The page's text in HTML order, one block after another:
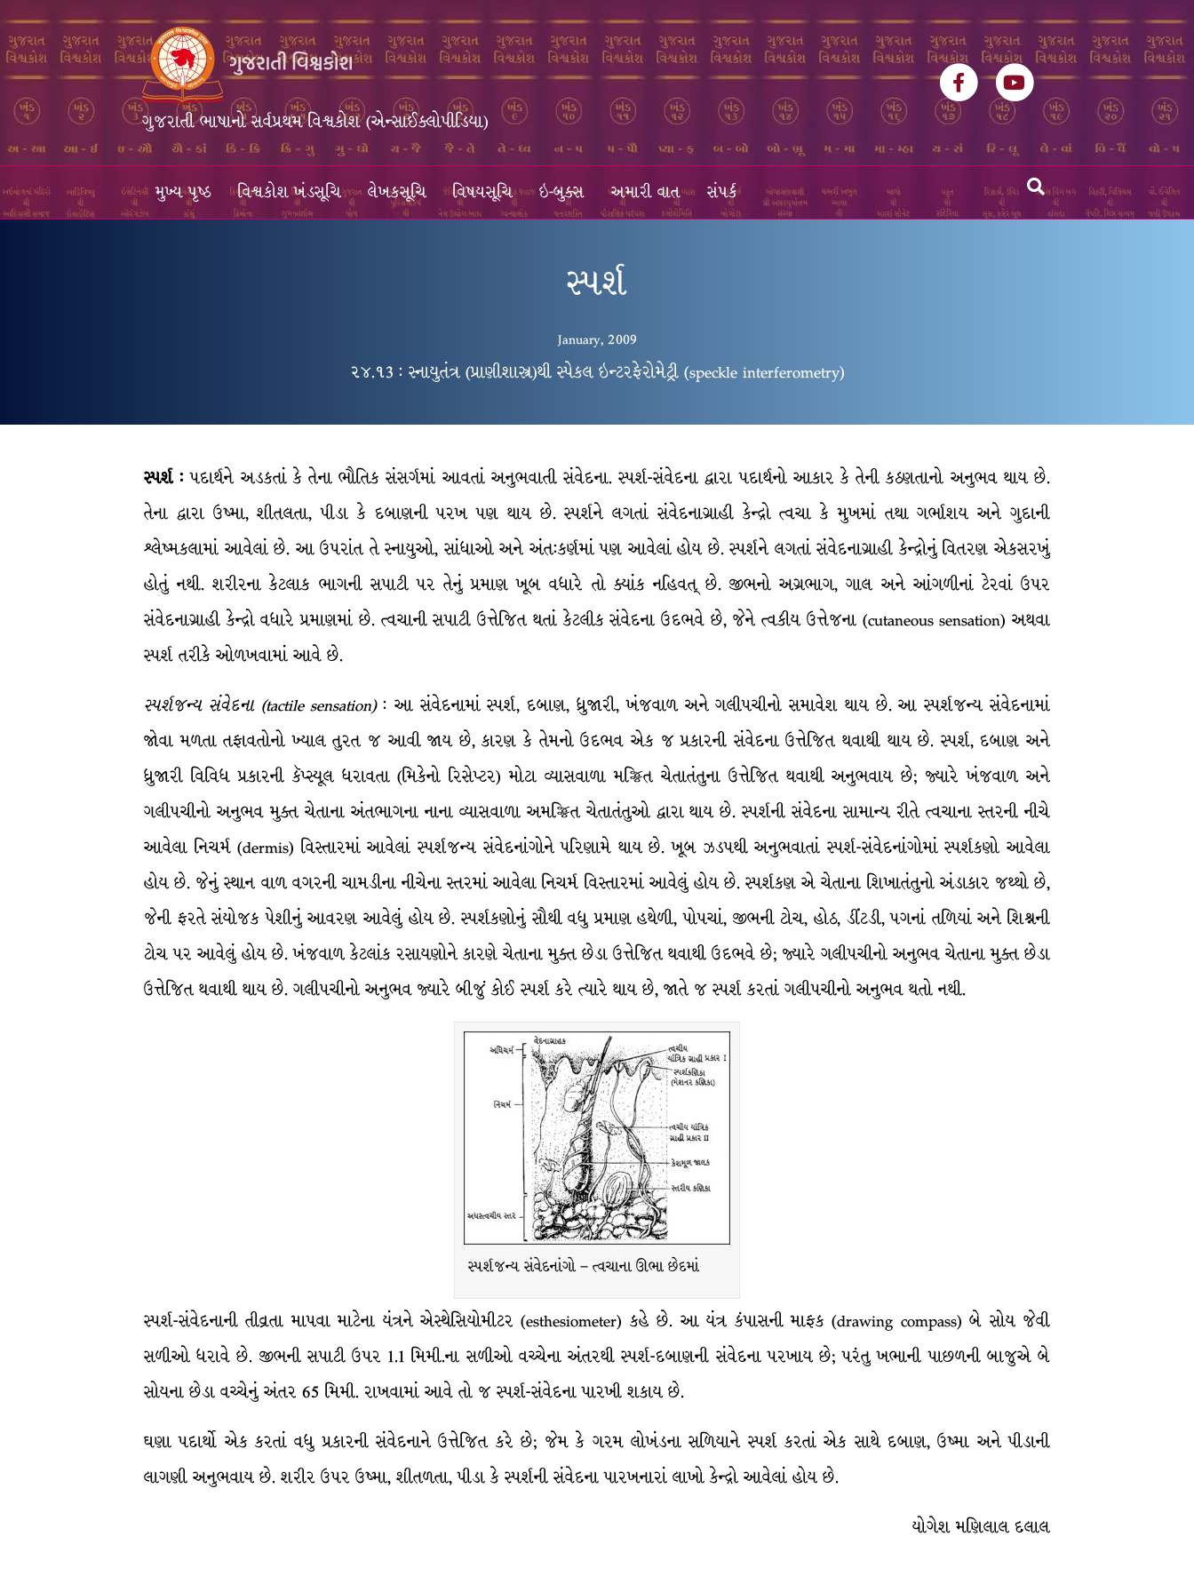
ગુજરાતી ભાષાનો સર્વપ્રથમ વિશ્વકોશ (એન્સાઈક્લોપીડિયા)
FacebookYoutube
મુખ્ય પૃષ્ઠ વિશ્વકોશ ખંડસૂચિ લેખકસૂચિ વિષયસૂચિ ઇ-બુક્સ અમારી વાત સંપર્ક
સ્પર્શ
January, 2009
૨૪.૧3 : સ્નાયુતંત્ર (પ્રાણીશાસ્ત્ર)થી સ્પેકલ ઇન્ટરફેરોમેટ્રી (speckle interferometry)
સ્પર્શ : પદાર્થને અડકતાં કે તેના ભૌતિક સંસર્ગમાં આવતાં અનુભવાતી સંવેદના. સ્પર્શ-સંવેદના દ્વારા પદાર્થનો આકાર કે તેની કઠણતાનો અનુભવ થાય છે.
તેના દ્વારા ઉષ્મા, શીતલતા, પીડા કે દબાણની પરખ પણ થાય છે. સ્પર્શને લગતાં સંવેદનાગ્રાહી કેન્દ્રો ત્વચા કે મુખમાં તથા ગર્ભાશય અને ગુદાની
શ્લેષ્મકલામાં આવેલાં છે. આ ઉપરાંત તે સ્નાયુઓ, સાંધાઓ અને અંત:કર્ણમાં પણ આવેલાં હોય છે. સ્પર્શને લગતાં સંવેદનાગ્રાહી કેન્દ્રોનું વિતરણ એકસરખું
હોતું નથી. શરીરના કેટલાક ભાગની સપાટી પર તેનું પ્રમાણ ખૂબ વધારે તો ક્યાંક નહિવત્ છે. જીભનો અગ્રભાગ, ગાલ અને આંગળીનાં ટેરવાં ઉપર
સંવેદનાગ્રાહી કેન્દ્રો વધારે પ્રમાણમાં છે. ત્વચાની સપાટી ઉત્તેજિત થતાં કેટલીક સંવેદના ઉદભવે છે, જેને ત્વકીય ઉત્તેજના (cutaneous sensation) અથવા
સ્પર્શ તરીકે ઓળખવામાં આવે છે.
સ્પર્શજન્ય સંવેદના(tactile sensation): આ સંવેદનામાં સ્પર્શ, દબાણ, ધ્રુજારી, ખંજવાળ અને ગલીપચીનો સમાવેશ થાય છે. આ સ્પર્શજન્ય સંવેદનામાં
જોવા મળતા તફાવતોનો ખ્યાલ તુરત જ આવી જાય છે, કારણ કે તેમનો ઉદભવ એક જ પ્રકારની સંવેદના ઉત્તેજિત થવાથી થાય છે. સ્પર્શ, દબાણ અને
ધ્રુજારી વિવિધ પ્રકારની કૅપ્સ્યૂલ ધરાવતા (મિકેનો રિસેપ્ટર) મોટા વ્યાસવાળા મજ્જિત ચેતાતંતુના ઉત્તેજિત થવાથી અનુભવાય છે; જ્યારે ખંજવાળ અને
ગલીપચીનો અનુભવ મુક્ત ચેતાના અંતભાગના નાના વ્યાસવાળા અમજ્જિત ચેતાતંતુઓ દ્વારા થાય છે. સ્પર્શની સંવેદના સામાન્ય રીતે ત્વચાના સ્તરની નીચે
આવેલા નિચર્મ (dermis) વિસ્તારમાં આવેલાં સ્પર્શજન્ય સંવેદનાંગોને પરિણામે થાય છે. ખૂબ ઝડપથી અનુભવાતાં સ્પર્શ-સંવેદનાંગોમાં સ્પર્શકણો આવેલા
હોય છે. જેનું સ્થાન વાળ વગરની ચામડીના નીચેના સ્તરમાં આવેલા નિચર્મ વિસ્તારમાં આવેલું હોય છે. સ્પર્શકણ એ ચેતાના શિખાતંતુનો અંડાકાર જથ્થો છે,
જેની ફરતે સંયોજક પેશીનું આવરણ આવેલું હોય છે. સ્પર્શકણોનું સૌથી વધુ પ્રમાણ હથેળી, પોપચાં, જીભની ટોચ, હોઠ, ડીંટડી, પગનાં તળિયાં અને શિશ્નની
ટોચ પર આવેલું હોય છે. ખંજવાળ કેટલાંક રસાયણોને કારણે ચેતાના મુક્ત છેડા ઉત્તેજિત થવાથી ઉદભવે છે; જ્યારે ગલીપચીનો અનુભવ ચેતાના મુક્ત છેડા
ઉત્તેજિત થવાથી થાય છે. ગલીપચીનો અનુભવ જ્યારે બીજું કોઈ સ્પર્શ કરે ત્યારે થાય છે, જાતે જ સ્પર્શ કરતાં ગલીપચીનો અનુભવ થતો નથી.
સ્પર્શજન્ય સંવેદનાંગો – ત્વચાના ઊભા છેદમાં
સ્પર્શ-સંવેદનાની તીવ્રતા માપવા માટેના યંત્રને એસ્થેસિયોમીટર (esthesiometer) કહે છે. આ યંત્ર કંપાસની માફક (drawing compass) બે સોય જેવી
સળીઓ ધરાવે છે. જીભની સપાટી ઉપર 1.1 મિમી.ના સળીઓ વચ્ચેના અંતરથી સ્પર્શ-દબાણની સંવેદના પરખાય છે; પરંતુ ખભાની પાછળની બાજુએ બે
સોયના છેડા વચ્ચેનું અંતર 65 મિમી. રાખવામાં આવે તો જ સ્પર્શ-સંવેદના પારખી શકાય છે.
ઘણા પદાર્થો એક કરતાં વધુ પ્રકારની સંવેદનાને ઉત્તેજિત કરે છે; જેમ કે ગરમ લોખંડના સળિયાને સ્પર્શ કરતાં એક સાથે દબાણ, ઉષ્મા અને પીડાની
લાગણી અનુભવાય છે. શરીર ઉપર ઉષ્મા, શીતળતા, પીડા કે સ્પર્શની સંવેદના પારખનારાં લાખો કેન્દ્રો આવેલાં હોય છે.
યોગેશ મણિલાલ દલાલ